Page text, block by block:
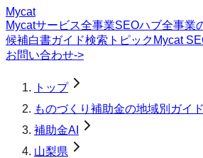
Mycat
Mycatサービス全事業SEOハブ全事業
候補白書ガイド検索トピック Mycat
お問い合わせ->
トップ
ものづくり補助金の地域別ガイド
補助金AI
山梨県